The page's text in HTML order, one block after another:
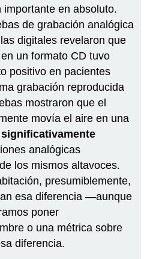
en absoluto.
de grabación analógica
las digitales revelaron que
un formato CD tuvo
positivo en pacientes
grabación reproducida
mostraron que el
movía el aire en una
significativamente
analógicas
los mismos altavoces.
presumiblemente,
esa diferencia —aunque
poner
o una métrica sobre
diferencia.